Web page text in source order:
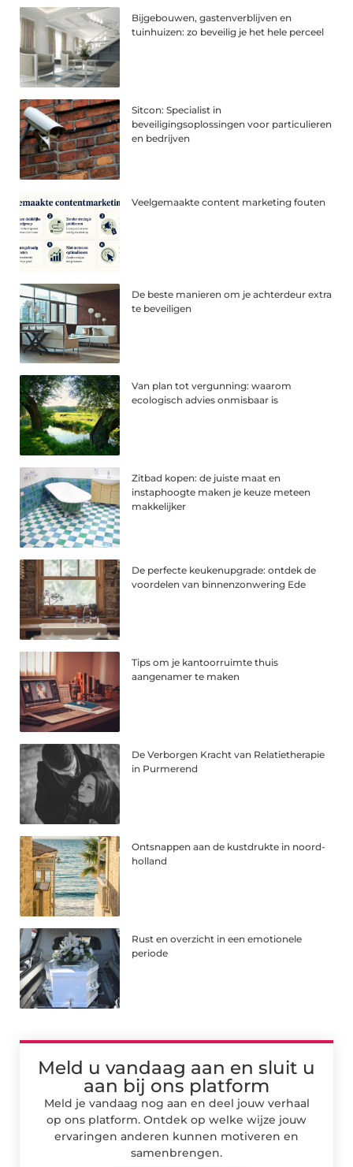
Bijgebouwen, gastenverblijven en
tuinhuizen: zo beveilig je het hele perceel
Sitcon: Specialist in
beveiligingsoplossingen voor particulieren
en bedrijven
Veelgemaakte content marketing fouten
De beste manieren om je achterdeur extra
te beveiligen
Van plan tot vergunning: waarom
ecologisch advies onmisbaar is
Zitbad kopen: de juiste maat en
instaphoogte maken je keuze meteen
makkelijker
De perfecte keukenupgrade: ontdek de
voordelen van binnenzonwering Ede
Tips om je kantoorruimte thuis
aangenamer te maken
De Verborgen Kracht van Relatietherapie
in Purmerend
Ontsnappen aan de kustdrukte in noord-
holland
Rust en overzicht in een emotionele
periode
Meld u vandaag aan en sluit u
aan bij ons platform
Meld je vandaag nog aan en deel jouw verhaal
op ons platform. Ontdek op welke wijze jouw
ervaringen anderen kunnen motiveren en
samenbrengen.